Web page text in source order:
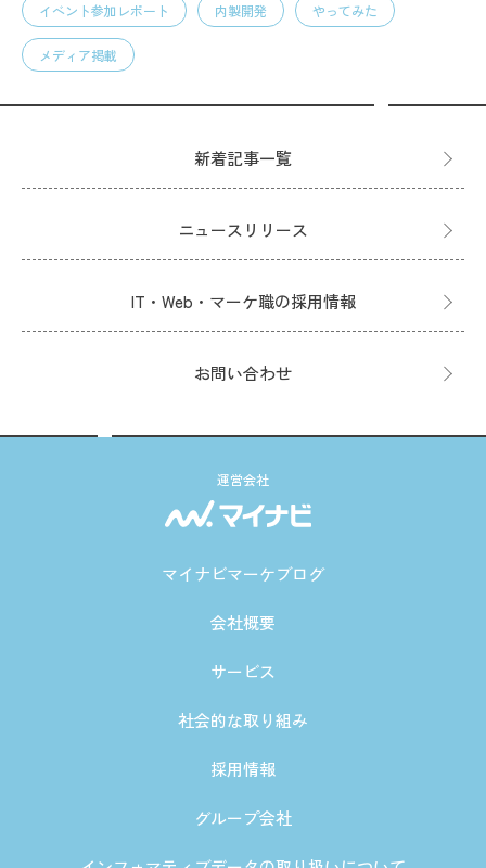
イベント参加レポート 内製開発 やってみた
メディア掲載
新着記事一覧
ニュースリリース
IT・Web・マーケ職の採用情報
お問い合わせ
運営会社
マイナビマーケブログ
会社概要
サービス
社会的な取り組み
採用情報
グループ会社